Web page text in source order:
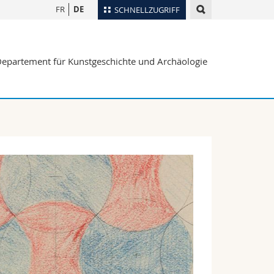
SCHNELLZUGRIFF
Ortsplan
Webmail
FR DE
für Kunstgeschichte und Archäologie